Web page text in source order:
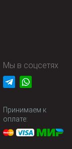
Мы в соцсетях
Принимаем к
оплате: